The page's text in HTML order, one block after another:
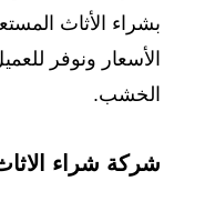
بشراء الأثاث
الأسعار ونوفر
الخشب.
شركة شراء